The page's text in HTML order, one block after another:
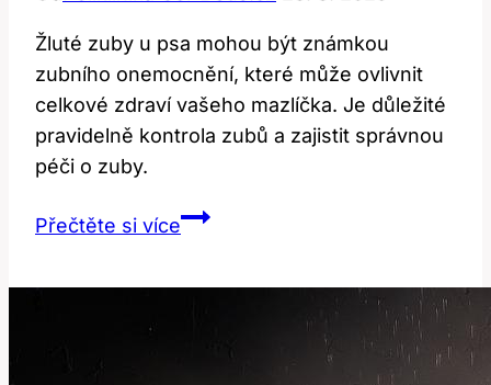
Žluté zuby u psa mohou být známkou
zubního onemocnění, které může ovlivnit
celkové zdraví vašeho mazlíčka. Je důležité
pravidelně kontrola zubů a zajistit správnou
péči o zuby.
Přečtěte si víceŽluté